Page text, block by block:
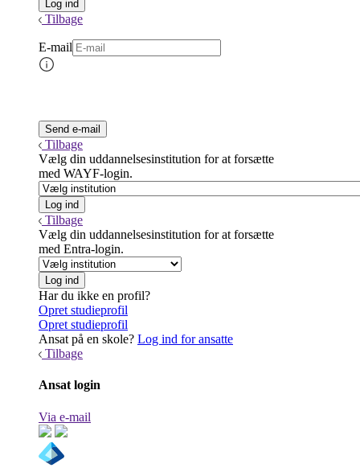
Tilbage
E-mail
Tilbage
Vælg din uddannelsesinstitution for at forsætte
med WAYF-login.
Tilbage
Vælg din uddannelsesinstitution for at forsætte
med Entra-login.
Har du ikke en profil?
Opret studieprofil
Opret studieprofil
Ansat på en skole? Log ind for ansatte
Tilbage
Ansat login
Via e-mail